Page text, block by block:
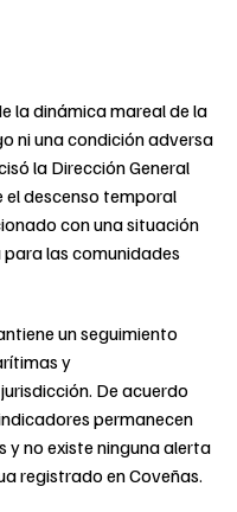
la dinámica mareal de la
ni una condición adversa
la Dirección General
descenso temporal
con una situación
las comunidades
un seguimiento
y
De acuerdo
permanecen
no existe ninguna alerta
registrado en Coveñas.